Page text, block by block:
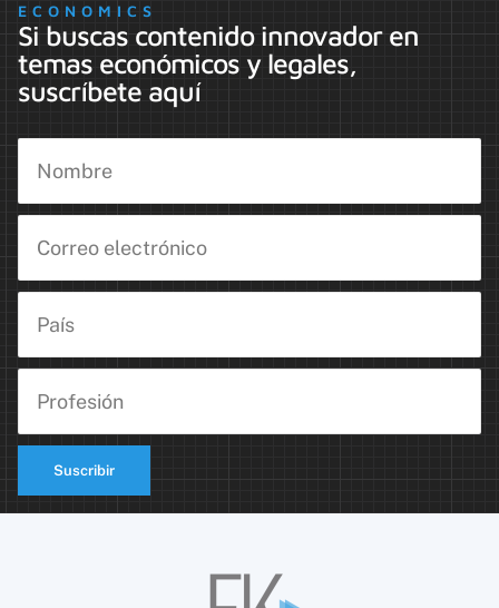
ECONOMICS
Si buscas contenido innovador en
temas económicos y legales,
suscríbete aquí
Suscribir